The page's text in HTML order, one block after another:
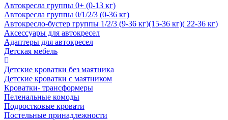
Автокресла группы 0+ (0-13 кг)
Автокресла группы 0/1/2/3 (0-36 кг)
Автокресло-бустер группы 1/2/3 (9-36 кг)(15-36 кг)( 22-36 кг)
Аксессуары для автокресел
Адаптеры для автокресел
Детская мебель
Детские кроватки без маятника
Детские кроватки с маятником
Кроватки- трансформеры
Пеленальные комоды
Подростковые кровати
Постельные принадлежности